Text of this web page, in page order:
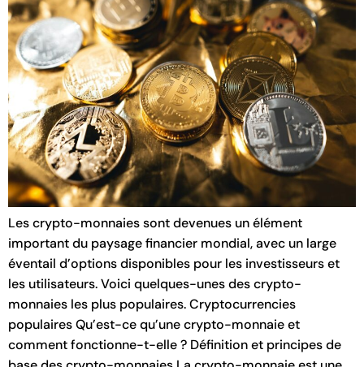
Les crypto-monnaies sont devenues un élément
important du paysage financier mondial, avec un large
éventail d’options disponibles pour les investisseurs et
les utilisateurs. Voici quelques-unes des crypto-
monnaies les plus populaires. Cryptocurrencies
populaires Qu’est-ce qu’une crypto-monnaie et
comment fonctionne-t-elle ? Définition et principes de